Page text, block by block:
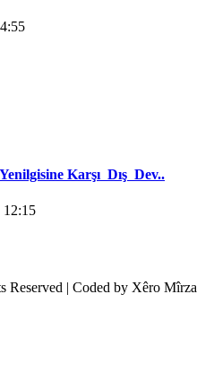
Karşı Dış Dev..
12:15
Reserved | Coded by Xêro Mîrza